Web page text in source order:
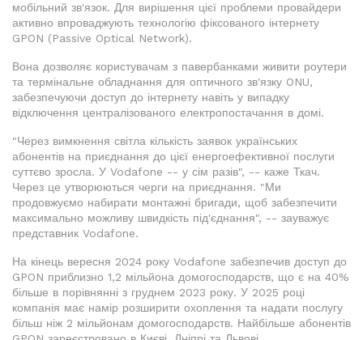
мобільний зв'язок. Для вирішення цієї проблеми провайдери
активно впроваджують технологію фіксованого інтернету
GPON (Passive Optical Network).
Вона дозволяє користувачам з павербанками живити роутери
та термінальне обладнання для оптичного зв'язку ONU,
забезпечуючи доступ до інтернету навіть у випадку
відключення централізованого електропостачання в домі.
"Через вимкнення світла кількість заявок українських
абонентів на приєднання до цієї енергоефективної послуги
суттєво зросла. У Vodafone -- у сім разів", -- каже Ткач.
Через це утворюються черги на приєднання. "Ми
продовжуємо набирати монтажні бригади, щоб забезпечити
максимально можливу швидкість під'єднання", -- зауважує
представник Vodafone.
На кінець вересня 2024 року Vodafone забезпечив доступ до
GPON приблизно 1,2 мільйона домогосподарств, що є на 40%
більше в порівнянні з груднем 2023 року. У 2025 році
компанія має намір розширити охоплення та надати послугу
більш ніж 2 мільйонам домогосподарств. Найбільше абонентів